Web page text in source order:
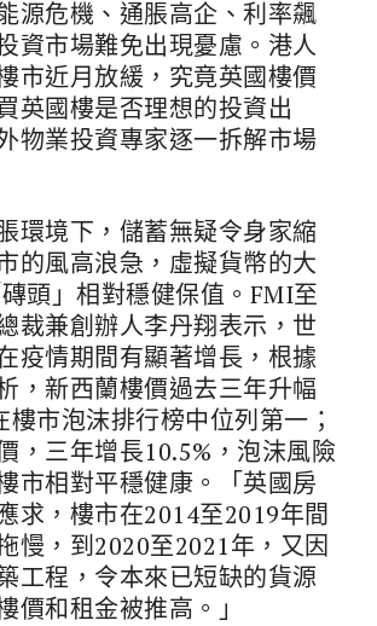
源危機、通脹高企、利率飆
資市場難免出現憂慮。港人
市近月放緩，究竟英國樓價
英國樓是否理想的投資出
物業投資專家逐一拆解市場
環境下，儲蓄無疑令身家縮
的風高浪急，虛擬貨幣的大
頭」相對穩健保值。FMI至
裁兼創辦人李丹翔表示，世
疫情期間有顯著增長，根據
，新西蘭樓價過去三年升幅
樓市泡沫排行榜中位列第一；
，三年增長10.5%，泡沫風險
市相對平穩健康。「英國房
求，樓市在2014至2019年間
慢，到2020至2021年，又因
工程，令本來已短缺的貨源
價和租金被推高。」